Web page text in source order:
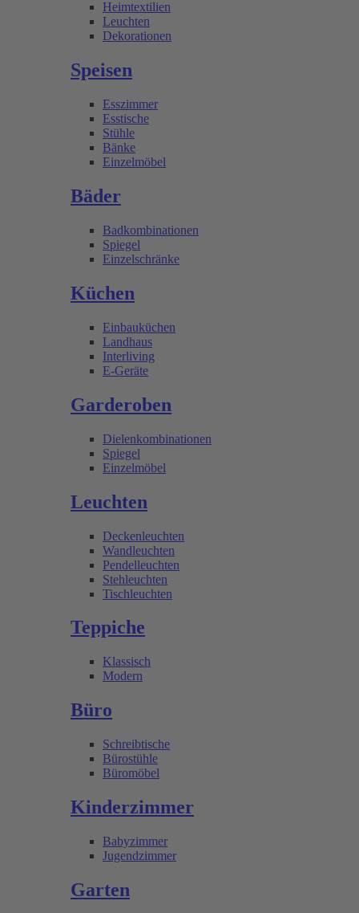
Heimtextilien
Leuchten
Dekorationen
Speisen
Esszimmer
Esstische
Stühle
Bänke
Einzelmöbel
Bäder
Badkombinationen
Spiegel
Einzelschränke
Küchen
Einbauküchen
Landhaus
Interliving
E-Geräte
Garderoben
Dielenkombinationen
Spiegel
Einzelmöbel
Leuchten
Deckenleuchten
Wandleuchten
Pendelleuchten
Stehleuchten
Tischleuchten
Teppiche
Klassisch
Modern
Büro
Schreibtische
Bürostühle
Büromöbel
Kinderzimmer
Babyzimmer
Jugendzimmer
Garten